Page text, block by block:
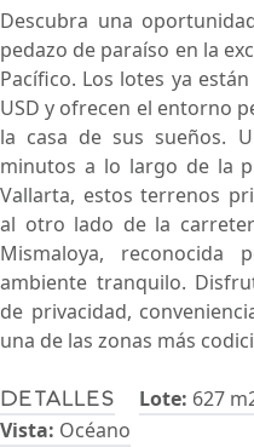
Detalles Lote: 627
Vista: Océano
Descubra una
pedazo de paraíso en la
Pacífico. Los lotes ya
USD y ofrecen el entorno
la casa de sus sueños.
minutos a lo largo de la
Vallarta, estos terrenos
al otro lado de la
Mismaloya,
ambiente tranquilo.
de privacidad,
una de las zonas más